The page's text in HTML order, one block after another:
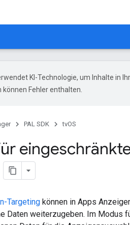
KI-Technologie, um Inhalte in
Fehler enthalten.
PAL SDK tvOS
Targeting können in Apps
Daten weiterzugeben. Im Modus